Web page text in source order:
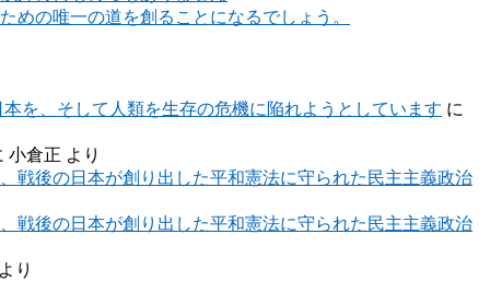
の唯一の道を創ることになるでしょう。
を、そして人類を生存の危機に陥れようとしています に
小倉正 より
戦後の日本が創り出した平和憲法に守られた民主主義政治
戦後の日本が創り出した平和憲法に守られた民主主義政治
より